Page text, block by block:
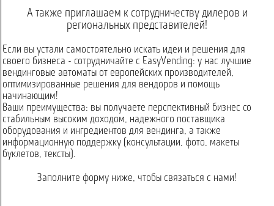
А также приглашаем к сотрудничеству дилеров и
региональных представителей!
Если вы устали самостоятельно искать идеи и решения для
своего бизнеса - сотрудничайте с EasyVending: у нас лучшие
вендинговые автоматы от европейских производителей,
оптимизированные решения для вендоров и помощь
начинающим!
Ваши преимущества: вы получаете перспективный бизнес со
стабильным высоким доходом, надежного поставщика
оборудования и ингредиентов для вендинга, а также
информационную поддержку (консультации, фото, макеты
буклетов, тексты).
Заполните форму ниже, чтобы связаться с нами!